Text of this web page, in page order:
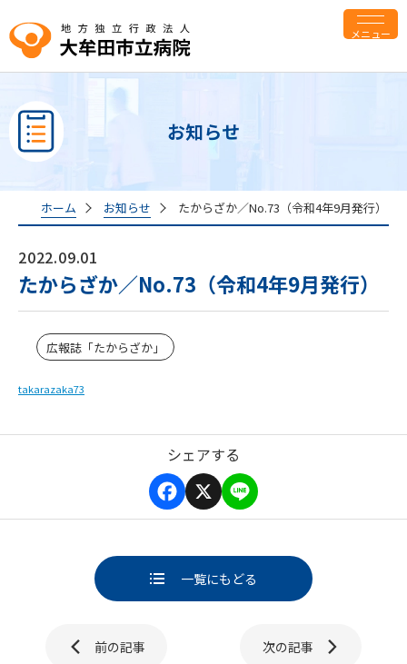
メニュー
お知らせ
ホーム お知らせ たからざか／No.73（令和4年9月発行）
2022.09.01
たからざか／No.73（令和4年9月発行）
広報誌「たからざか」
takarazaka73
シェアする
F
e
b
o
o
X L
e
一覧にもどる
前の記事 次の記事